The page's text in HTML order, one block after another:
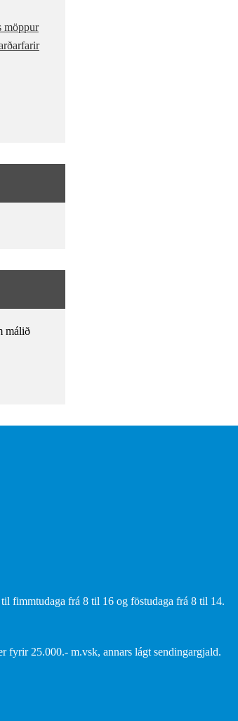
möppur
málið
fimmtudaga frá 8 til 16 og föstudaga frá 8 til 14.
fyrir 25.000.- m.vsk, annars lágt sendingargjald.